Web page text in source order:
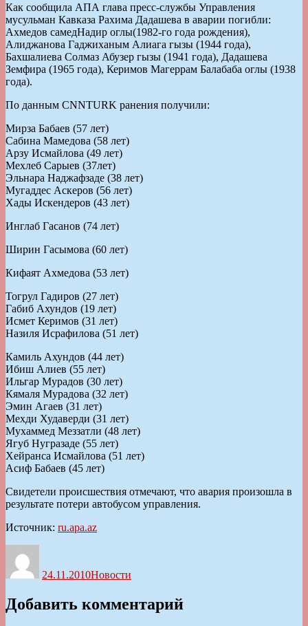
Как сообщила АПА глава пресс-службы Управления
мусульман Кавказа Рахима Дадашева в аварии погибли:
Ахмедов самедНадир оглы(1982-го года рождения),
Алиджанова Гаджиханым Алиага гызы (1944 года),
Бахшалиева Солмаз Абузер гызы (1941 года), Дадашева
Земфира (1965 года), Керимов Магеррам Балабаба оглы (1938
года).
По данным СNNTURK ранения получили:
Мирза Бабаев (57 лет)
Сабина Мамедова (58 лет)
Арзу Исмайлова (49 лет)
Mехлеб Сарыев (37лет)
Эльнара Наджафзаде (38 лет)
Мугаддес Аскеров (56 лет)
Хады Искендеров (43 лет)
Инглаб Гасанов (74 лет)
Ширин Гасымова (60 лет)
Кифаят Ахмедова (53 лет)
Тогрул Гадиров (27 лет)
Габиб Ахундов (19 лет)
Исмет Керимов (31 лет)
Назиля Исрафилова (51 лет)
Камиль Ахундов (44 лет)
Ибиш Алиев (55 лет)
Ильгар Мурадов (30 лет)
Кямаля Mурадова (32 лет)
Эмин Агаев (31 лет)
Мехди Худаверди (31 лет)
Мухаммед Меззатли (48 лет)
Ягуб Нугразаде (55 лет)
Хейранса Исмайлова (51 лет)
Асиф Бабаев (45 лет)
Свидетели происшествия отмечают, что авария произошла в
результате потери автобусом управления.
Источник: ru.apa.az
24.11.2010Новости
Добавить комментарий